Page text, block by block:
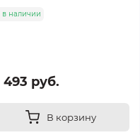
в наличии
493 руб.
В корзину